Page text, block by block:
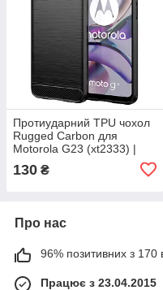
Протиударний TPU чохол
Rugged Carbon для
Motorola G23 (xt2333) |
130 ₴
Про нас
96% позитивних з 170
Працює з 23.04.2015